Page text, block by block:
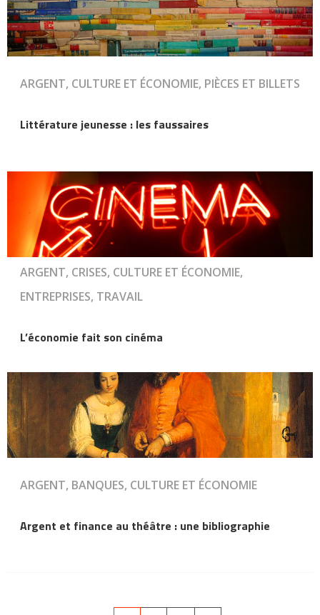
ARGENT, CULTURE ET ÉCONOMIE, PIÈCES ET BILLETS
Littérature jeunesse : les faussaires
ARGENT, CRISES, CULTURE ET ÉCONOMIE,
ENTREPRISES, TRAVAIL
L’économie fait son cinéma
ARGENT, BANQUES, CULTURE ET ÉCONOMIE
Argent et finance au théâtre : une bibliographie